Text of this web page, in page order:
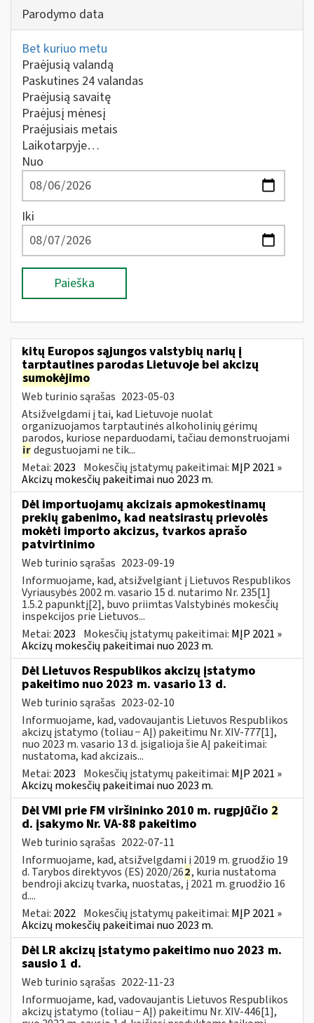
Parodymo data
Bet kuriuo metu
Praėjusią valandą
Paskutines 24 valandas
Praėjusią savaitę
Praėjusį mėnesį
Praėjusiais metais
Laikotarpyje…
Nuo
Iki
Paieška
kitų Europos sąjungos valstybių narių į
tarptautines parodas Lietuvoje bei akcizų
sumokėjimo
Web turinio sąrašas 2023-05-03
Atsižvelgdami į tai, kad Lietuvoje nuolat
organizuojamos tarptautinės alkoholinių gėrimų
parodos, kuriose neparduodami, tačiau demonstruojami
irdegustuojami ne tik...
Metai: 2023 Mokesčių įstatymų pakeitimai: MĮP 2021 »
Akcizų mokesčių pakeitimai nuo 2023 m.
Dėl importuojamų akcizais apmokestinamų
prekių gabenimo, kad neatsirastų prievolės
mokėti importo akcizus, tvarkos aprašo
patvirtinimo
Web turinio sąrašas 2023-09-19
Informuojame, kad, atsižvelgiant į Lietuvos Respublikos
Vyriausybės 2002 m. vasario 15 d. nutarimo Nr. 235[1]
1.5.2 papunktį[2], buvo priimtas Valstybinės mokesčių
inspekcijos prie Lietuvos...
Metai: 2023 Mokesčių įstatymų pakeitimai: MĮP 2021 »
Akcizų mokesčių pakeitimai nuo 2023 m.
Dėl Lietuvos Respublikos akcizų įstatymo
pakeitimo nuo 2023 m. vasario 13 d.
Web turinio sąrašas 2023-02-10
Informuojame, kad, vadovaujantis Lietuvos Respublikos
akcizų įstatymo (toliau − AĮ) pakeitimu Nr. XIV-777[1],
nuo 2023 m. vasario 13 d. įsigalioja šie AĮ pakeitimai:
nustatoma, kad akcizais...
Metai: 2023 Mokesčių įstatymų pakeitimai: MĮP 2021 »
Akcizų mokesčių pakeitimai nuo 2023 m.
Dėl VMI prie FM viršininko 2010 m. rugpjūčio 2
d. įsakymo Nr. VA-88 pakeitimo
Web turinio sąrašas 2022-07-11
Informuojame, kad, atsižvelgdami į 2019 m. gruodžio 19
d. Tarybos direktyvos (ES) 2020/262, kuria nustatoma
bendroji akcizų tvarka, nuostatas, į 2021 m. gruodžio 16
d....
Metai: 2022 Mokesčių įstatymų pakeitimai: MĮP 2021 »
Akcizų mokesčių pakeitimai nuo 2023 m.
Dėl LR akcizų įstatymo pakeitimo nuo 2023 m.
sausio 1 d.
Web turinio sąrašas 2022-11-23
Informuojame, kad, vadovaujantis Lietuvos Respublikos
akcizų įstatymo (toliau − AĮ) pakeitimu Nr. XIV-446[1],